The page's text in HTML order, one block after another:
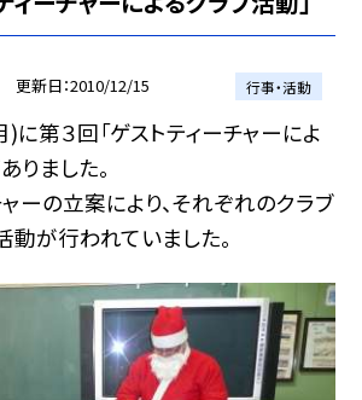
更新日 2010/12/15 行事・活動
に第３回「ゲストティーチャーによ
りました。
ーの立案により、それぞれのクラブ
が行われていました。